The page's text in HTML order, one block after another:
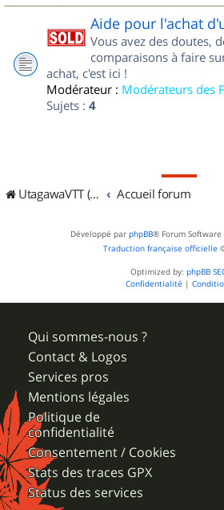
Aide pour l'achat
Vous avez des doutes,
comparaisons à faire
achat, c'est ici !
Modérateur : Modérateurs des
Sujets : 4
UtagawaVTT (Randos VTT et VTTAE avec traces GPS) Accueil forum
Développé par phpBB® Forum
Traduction française officielle
Optimized by: phpBB
Confidentialité |
Qui sommes-nous ?
Contact & Logos
Services pros
Mentions légales
Politique de
confidentialité
Consentement / Cookies
Stats des traces GPX
Status des services